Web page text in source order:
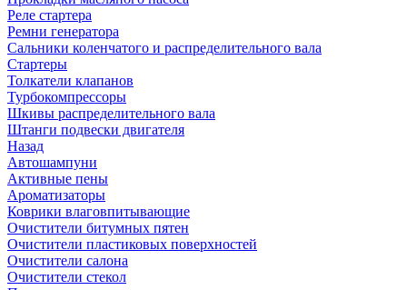
Реле стартера
Ремни генератора
Сальники коленчатого и распределительного вала
Стартеры
Толкатели клапанов
Турбокомпрессоры
Шкивы распределительного вала
Штанги подвески двигателя
Назад
Автошампуни
Активные пены
Ароматизаторы
Коврики влаговпитывающие
Очистители битумных пятен
Очистители пластиковых поверхностей
Очистители салона
Очистители стекол